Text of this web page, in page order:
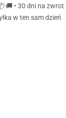
🚚 • 30 dni na zwrot
w ten sam dzień